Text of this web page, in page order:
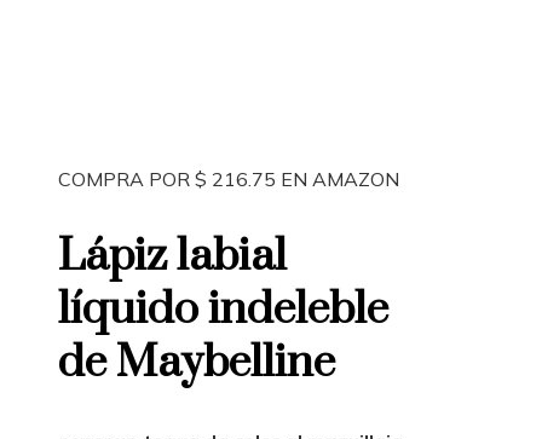
COMPRA POR $ 216.75 EN AMAZON
Lápiz labial
líquido indeleble
de Maybelline